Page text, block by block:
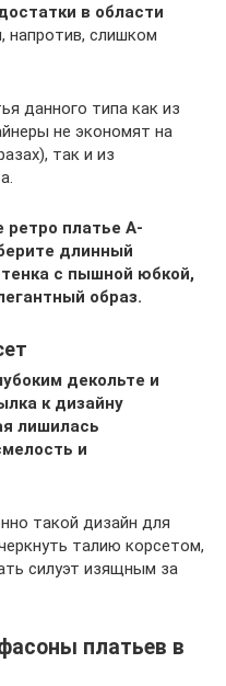
в области
напротив, слишком
данного типа как из
не экономят на
так и из
ретро платье А-
длинный
с пышной юбкой,
образ.
декольте и
к дизайну
лишилась
и
такой дизайн для
талию корсетом,
силуэт изящным за
платьев в